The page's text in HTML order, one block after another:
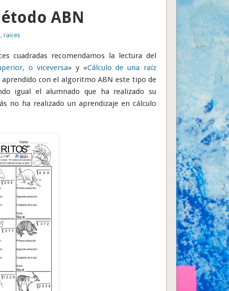
ABN
,raices
cuadradas recomendamos la lectura del
o viceversa» y «Cálculo de una raíz
aprendido con el algoritmo ABN este tipo de
igual el alumnado que ha realizado su
no ha realizado un aprendizaje en cálculo